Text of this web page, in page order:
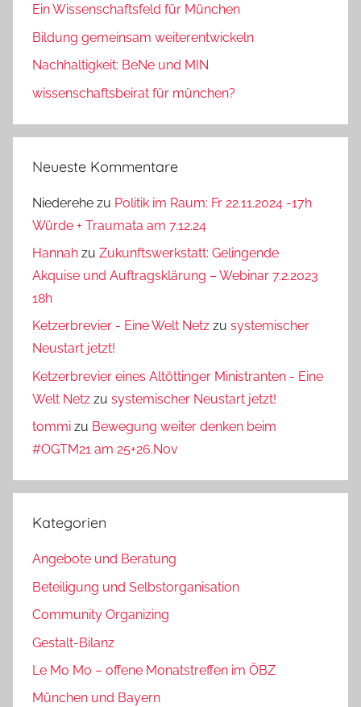
Ein Wissenschaftsfeld für München
Bildung gemeinsam weiterentwickeln
Nachhaltigkeit: BeNe und MIN
wissenschaftsbeirat für münchen?
Neueste Kommentare
Niederehe zu Politik im Raum: Fr 22.11.2024 -17h
Würde + Traumata am 7.12.24
Hannah zu Zukunftswerkstatt: Gelingende
Akquise und Auftragsklärung – Webinar 7.2.2023
18h
Ketzerbrevier - Eine Welt Netz zu systemischer
Neustart jetzt!
Ketzerbrevier eines Altöttinger Ministranten - Eine
Welt Netz zu systemischer Neustart jetzt!
tommi zu Bewegung weiter denken beim
#OGTM21 am 25+26.Nov
Kategorien
Angebote und Beratung
Beteiligung und Selbstorganisation
Community Organizing
Gestalt-Bilanz
Le Mo Mo – offene Monatstreffen im ÖBZ
München und Bayern